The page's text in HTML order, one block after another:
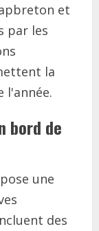
et
par les
la
l'année.
bord de
une
des